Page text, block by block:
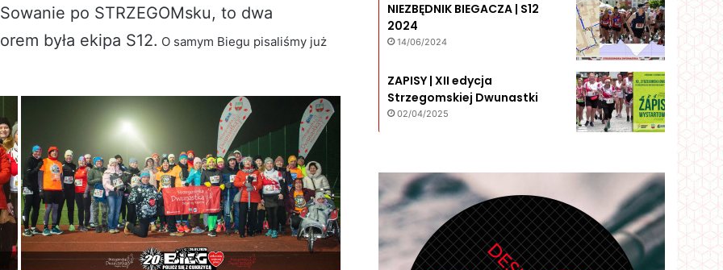
po STRZEGOMsku, to dwa
była ekipa S12. O samym Biegu pisaliśmy już
NIEZBĘDNIK BIEGACZA | S12
2024
14/06/2024
ZAPISY | XII edycja
Strzegomskiej Dwunastki
02/04/2025